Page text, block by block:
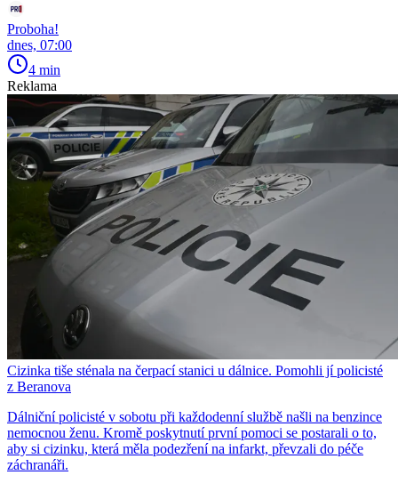
Proboha!
dnes, 07:00
4 min
Reklama
Cizinka tiše sténala na čerpací stanici u dálnice. Pomohli jí policisté
z Beranova
Dálniční policisté v sobotu při každodenní službě našli na benzince
nemocnou ženu. Kromě poskytnutí první pomoci se postarali o to,
aby si cizinku, která měla podezření na infarkt, převzali do péče
záchranáři.